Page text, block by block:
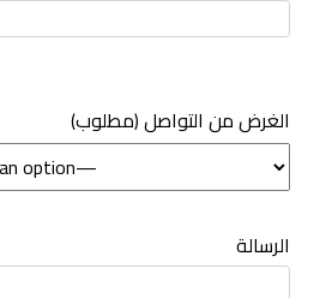
(مطلوب) الغرض من التواصل
الرسالة